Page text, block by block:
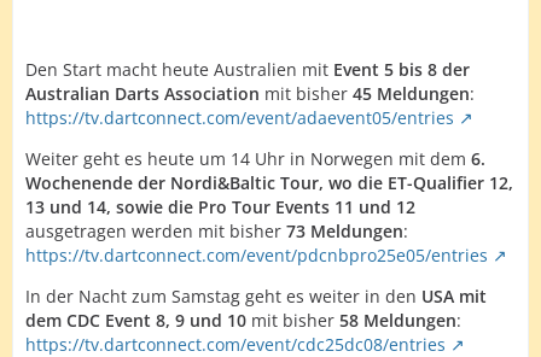
Den Start macht heute Australien mit Event 5 bis 8 der
Australian Darts Association mit bisher 45 Meldungen:
https://tv.dartconnect.com/event/adaevent05/entries
Weiter geht es heute um 14 Uhr in Norwegen mit dem 6.
Wochenende der Nordi&Baltic Tour, wo die ET-Qualifier 12,
13 und 14, sowie die Pro Tour Events 11 und 12
ausgetragen werden mit bisher 73 Meldungen:
https://tv.dartconnect.com/event/pdcnbpro25e05/entries
In der Nacht zum Samstag geht es weiter in den USA mit
dem CDC Event 8, 9 und 10 mit bisher 58 Meldungen:
https://tv.dartconnect.com/event/cdc25dc08/entries